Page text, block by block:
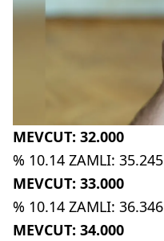
MEVCUT: 32.000
% 10.14 ZAMLI: 35.245
MEVCUT: 33.000
% 10.14 ZAMLI: 36.346
MEVCUT: 34.000